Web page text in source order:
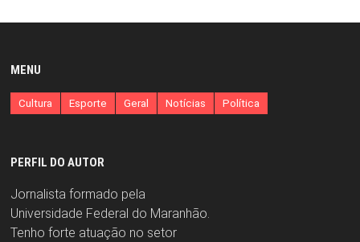
MENU
Cultura Esporte Geral Notícias Política
PERFIL DO AUTOR
Jornalista formado pela
Universidade Federal do Maranhão.
Tenho forte atuação no setor